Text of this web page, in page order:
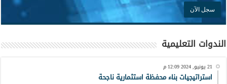
الندوات التعليمية
21 يونيو, 2024 12:09 م
استراتيجيات بناء محفظة استثمارية ناجحة